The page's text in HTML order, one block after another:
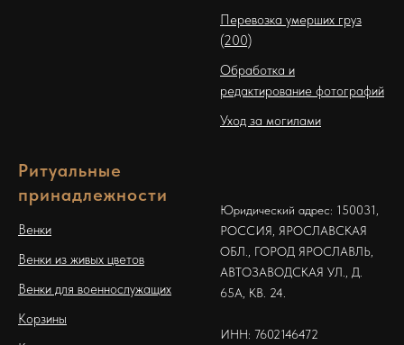
Перевозка умерших груз
(200)
Обработка и
редактирование фотографий
Уход за могилами
Ритуальные
принадлежности
Венки
Венки из живых цветов
Венки для военнослужащих
Корзины
Юридический адрес: 150031,
РОССИЯ, ЯРОСЛАВСКАЯ
ОБЛ., ГОРОД ЯРОСЛАВЛЬ,
АВТОЗАВОДСКАЯ УЛ., Д.
65А, КВ. 24.
ИНН: 7602146472